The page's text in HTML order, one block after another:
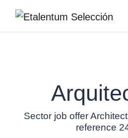
Sector job offer
reference